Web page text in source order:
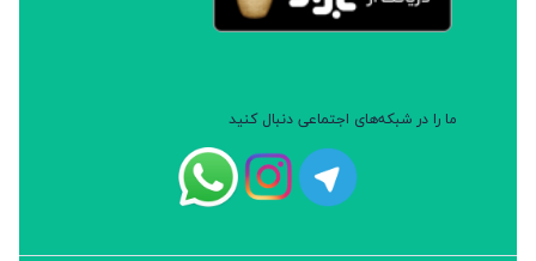
ما را در شبکه‌های اجتماعی دنبال کنید